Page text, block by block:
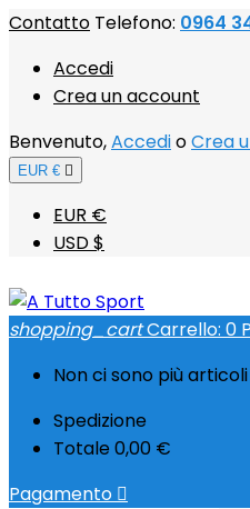
Contatto Telefono: 0964
Accedi
Crea un account
Benvenuto,AccedioCrea
EUR € 
EUR €
USD $
shopping_cartCarrello: 0
Non ci sono più
Spedizione
Totale0,00 €
Pagamento 